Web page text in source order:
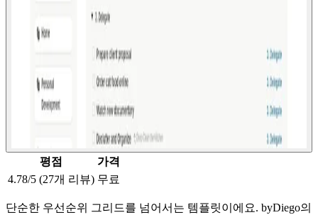
평점
가격
4.78/5 (27개 리뷰) 무료
단순한 우선순위 그리드를 넘어서는 템플릿이에요. byDiego의